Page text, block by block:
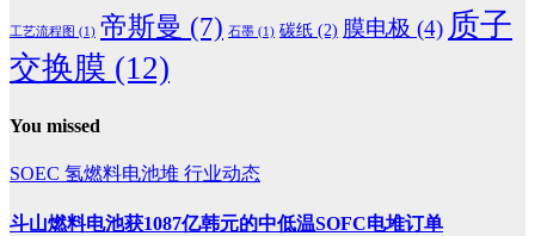
工艺流程图 (1) 帝斯曼 (7) 石墨 (1) 碳纸 (2) 膜电极 (4) 质子
交换膜 (12)
You missed
SOEC 氢燃料电池堆 行业动态
斗山燃料电池获1087亿韩元的中低温SOFC电堆订单